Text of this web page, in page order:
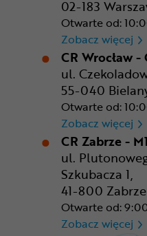
02-183
Otwarte od:
Zobacz więcej
CR Wrocław
ul.
55-040
Otwarte od:
Zobacz więcej
CR Zabrze -
ul.
Szkubacza 1,
41-800 Zabrze
Otwarte od:
Zobacz więcej